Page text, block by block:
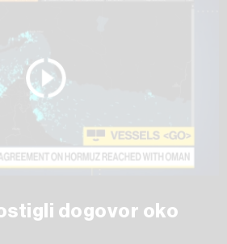
dogovor oko